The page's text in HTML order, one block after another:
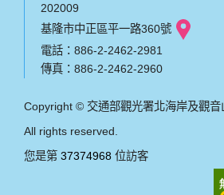
202009
基隆市中正區平一路360號
電話：886-2-2462-2981
傳真：886-2-2462-2960
Copyright © 交通部觀光署北海岸及觀音
All rights reserved.
您是第 37374968 位訪客